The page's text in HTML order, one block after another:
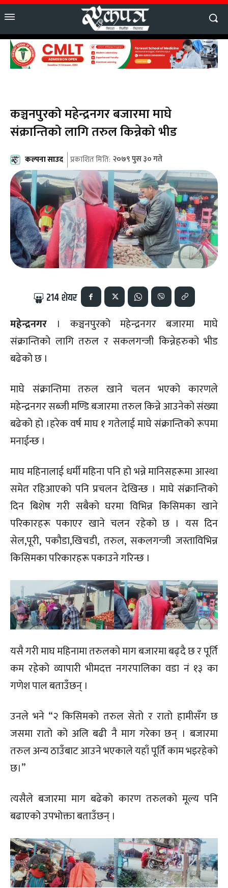
कञ्चनपुरको महेन्द्रनगर बजारमा माघे
संक्रान्तिको लागि तरुल किन्नेको भीड
कल्पना साउद प्रकाशित मिति: २०७९ पुस ३० गते
214शेयर
महेन्द्रनगर । कञ्चनपुरको महेन्द्रनगर बजारमा माघे
संक्रान्तिको लागि तरुल र सकलगन्जी किन्नेहरुको भीड
बढेको छ ।
माघे संक्रान्तिमा तरुल खाने चलन भएको कारणले
महेन्द्रनगर सब्जी मण्डि बजारमा तरुल किन्ने आउनेको संख्या
बढेको हो ।हरेक वर्ष माघ १ गतेलाई माघे संक्रान्तिको रूपमा
मनाईन्छ ।
माघ महिनालाई धर्मी महिना पनि हो भन्ने मानिसहरूमा आस्था
समेत रहिआएको पनि प्रचलन देखिन्छ । माघे संक्रान्तिको
दिन बिशेष गरी सबैको घरमा विभिन्न किसिमका खाने
परिकारहरू पकाएर खाने चलन रहेको छ । यस दिन
सेल,पूरी, पकौडा,खिचडी, तरुल, सकलगन्जी जस्ताविभिन्न
किसिमका परिकारहरू पकाउने गरिन्छ ।
यसै गरी माघ महिनामा तरुलको माग बजारमा बढ्दै छ र पूर्ति
कम रहेको व्यापारी भीमदत्त नगरपालिका वडा नं १३ का
गणेश पाल बताउँछन् ।
उनले भने “२ किसिमको तरुल सेतो र रातो हामीसँग छ
जसमा रातो को अलि बढी नै माग गरेका छन् । बजारमा
तरुल अन्य ठाउँबाट आउने भएकाले यहाँ पूर्ति काम भइरहेको
छ।”
त्यसैले बजारमा माग बढेको कारण तरुलको मूल्य पनि
बढाएको उपभोक्ता बताउँछन् ।